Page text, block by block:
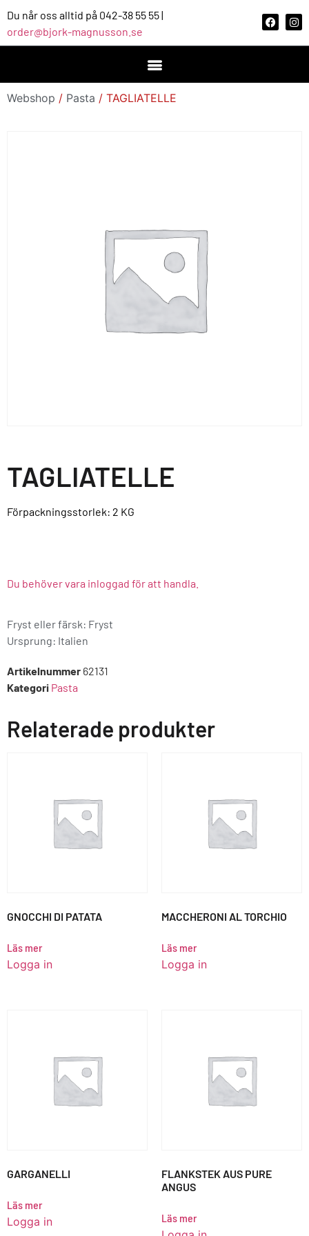
Du når oss alltid på 042-38 55 55 |
order@bjork-magnusson.se
Webshop / Pasta / TAGLIATELLE
TAGLIATELLE
Förpackningsstorlek: 2 KG
Du behöver vara inloggad för att handla.
Fryst eller färsk: Fryst
Ursprung: Italien
Artikelnummer 62131
Kategori Pasta
Relaterade produkter
GNOCCHI DI PATATA
Läs mer
Logga in
MACCHERONI AL TORCHIO
Läs mer
Logga in
GARGANELLI
Läs mer
Logga in
FLANKSTEK AUS PURE
ANGUS
Läs mer